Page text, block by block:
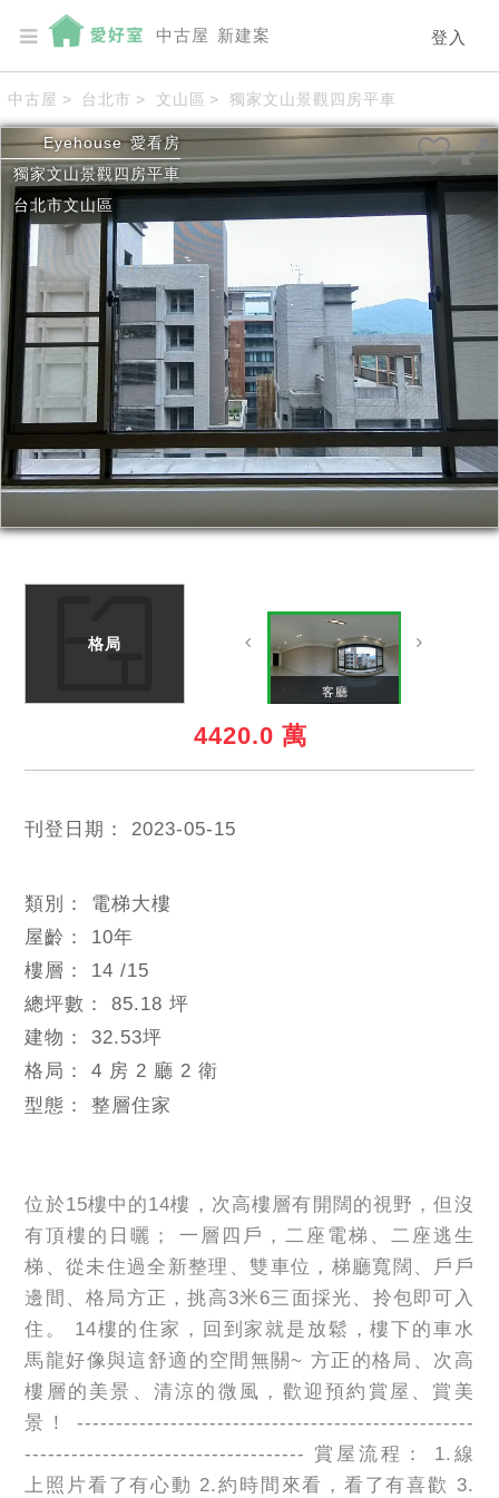
登入
中古屋 新建案
中古屋 > 台北市 > 文山區 > 獨家文山景觀四房平車
Eyehouse 愛看房
獨家文山景觀四房平車
台北市文山區
格局
客廳
4420.0 萬
刊登日期： 2023-05-15
類別： 電梯大樓
屋齡： 10年
樓層： 14 /15
總坪數：85.18 坪
建物：32.53坪
格局：4 房 2 廳 2 衛
型態：整層住家
位於15樓中的14樓，次高樓層有開闊的視野，但沒
有頂樓的日曬； 一層四戶，二座電梯、二座逃生
梯、從未住過全新整理、雙車位，梯廳寬闊、戶戶
邊間、格局方正，挑高3米6三面採光、拎包即可入
住。 14樓的住家，回到家就是放鬆，樓下的車水
馬龍好像與這舒適的空間無關~ 方正的格局、次高
樓層的美景、清涼的微風，歡迎預約賞屋、賞美
景！ ---------------------------------------------------
------------------------------------ 賞屋流程： 1.線
上照片看了有心動 2.約時間來看，看了有喜歡 3.